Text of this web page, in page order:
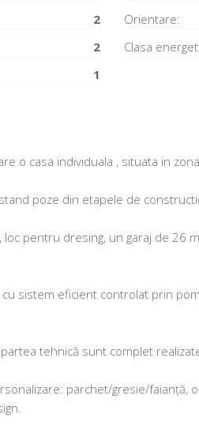
2
2
1
Orientare:
Clasa
o casa individuala , situata in
poze din etapele de
pentru dresing, un garaj de 26
sistem eficient controlat prin
tehnică sunt complet
parchet/gresie/faianță,